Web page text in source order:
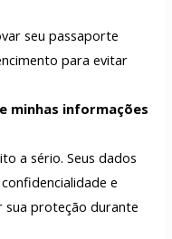
seu passaporte
para evitar
minhas informações
a sério. Seus dados
e
proteção durante